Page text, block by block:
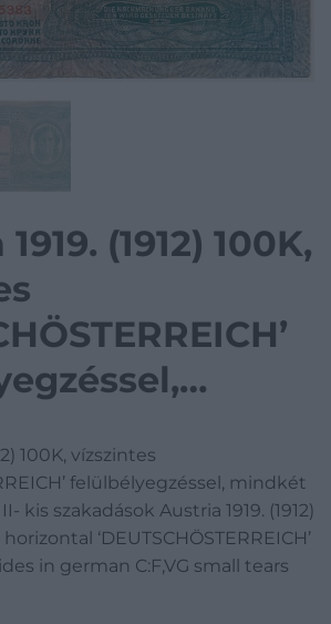
(1912) 100K,
szakadások
(1912) 100
with horizontal
100K, vízszintes
felülbélyegzéssel, mindkét
kis szakadások Austria 1919. (1912)
‘DEUTSCHÖSTERREICH’
in german C:F,VG small tears